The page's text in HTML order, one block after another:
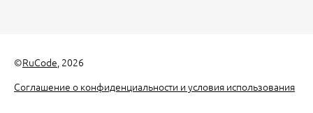
©RuCode, 2026
Соглашение о конфиденциальности и условия использования